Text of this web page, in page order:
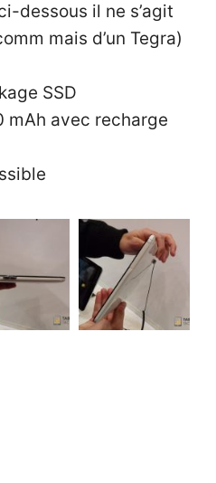
dessous il ne s’agit
mais d’un Tegra)
SSD
mAh avec recharge